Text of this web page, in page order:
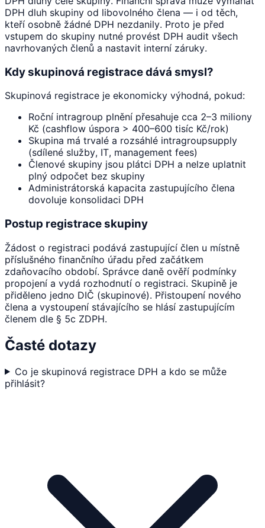
DPH dluh skupiny od libovolného člena — i od těch,
kteří osobně žádné DPH nezdanily. Proto je před
vstupem do skupiny nutné provést DPH audit všech
navrhovaných členů a nastavit interní záruky.
Kdy skupinová registrace dává smysl?
Skupinová registrace je ekonomicky výhodná, pokud:
Roční intragroup plnění přesahuje cca 2–3 miliony
Kč (cashflow úspora > 400–600 tisíc Kč/rok)
Skupina má trvalé a rozsáhlé intragroupsupply
(sdílené služby, IT, management fees)
Členové skupiny jsou plátci DPH a nelze uplatnit
plný odpočet bez skupiny
Administrátorská kapacita zastupujícího člena
dovoluje konsolidaci DPH
Postup registrace skupiny
Žádost o registraci podává zastupující člen u místně
příslušného finančního úřadu před začátkem
zdaňovacího období. Správce daně ověří podmínky
propojení a vydá rozhodnutí o registraci. Skupině je
přiděleno jedno DIČ (skupinové). Přistoupení nového
člena a vystoupení stávajícího se hlásí zastupujícím
členem dle § 5c ZDPH.
Časté dotazy
Co je skupinová registrace DPH a kdo se může
přihlásit?